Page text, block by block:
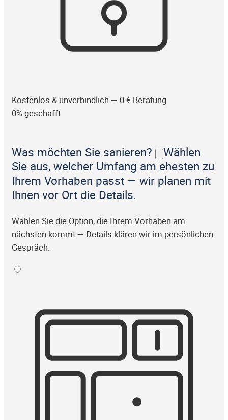
Kostenlos & unverbindlich — 0 € Beratung
0% geschafft
Was möchten Sie sanieren?
Wählen
Sie aus, welcher Umfang am ehesten zu
Ihrem Vorhaben passt — wir planen mit
Ihnen vor Ort die Details.
Wählen Sie die Option, die Ihrem Vorhaben am
nächsten kommt — Details klären wir im persönlichen
Gespräch.